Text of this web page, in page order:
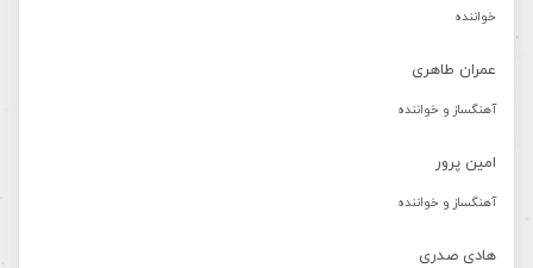
خواننده
عمران طاهری
آهنگساز و خواننده
امین پرور
آهنگساز و خواننده
هادی صدری